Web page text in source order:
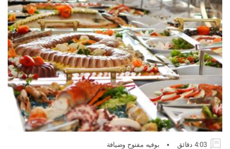
4:03 دقائق • بوفيه مفتوح وضيافة